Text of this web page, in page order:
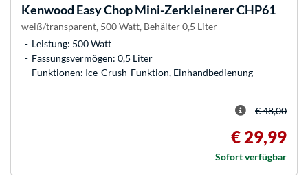
Kenwood Easy Chop Mini-Zerkleinerer CHP61
weiß/transparent, 500 Watt, Behälter 0,5 Liter
Leistung: 500 Watt
Fassungsvermögen: 0,5 Liter
Funktionen: Ice-Crush-Funktion, Einhandbedienung
€ 48,00
€ 29,99
Sofort verfügbar